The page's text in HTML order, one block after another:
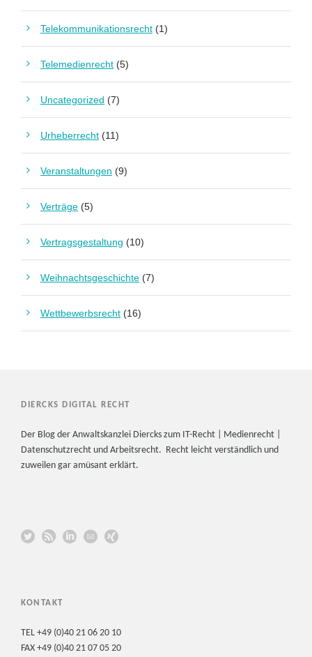
Telekommunikationsrecht (1)
Telemedienrecht (5)
Uncategorized (7)
Urheberrecht (11)
Veranstaltungen (9)
Verträge (5)
Vertragsgestaltung (10)
Weihnachtsgeschichte (7)
Wettbewerbsrecht (16)
DIERCKS DIGITAL RECHT
Der Blog der Anwaltskanzlei Diercks zum IT-Recht | Medienrecht |
Datenschutzrecht und Arbeitsrecht. Recht leicht verständlich und
zuweilen gar amüsant erklärt.
KONTAKT
TEL +49 (0)40 21 06 20 10
FAX +49 (0)40 21 07 05 20